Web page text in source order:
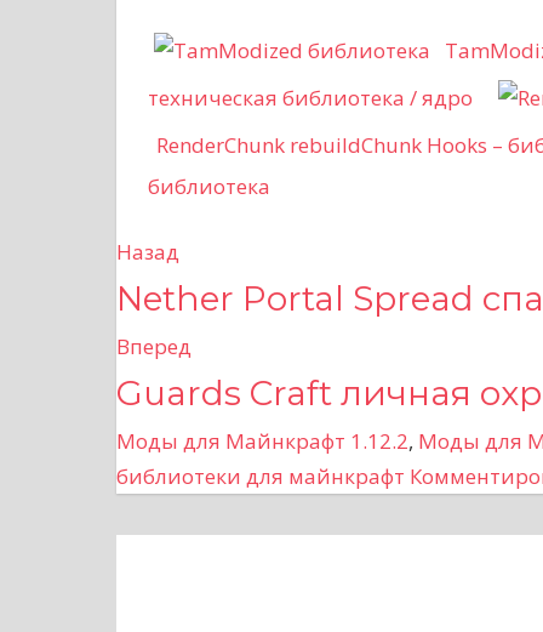
техническая библиотека / ядро
RenderChunk rebuildChunk Hooks –
библиотека
Н
а
в
г
а
Назад
Nether Portal Spread
Вперед
Guards Craft личная
Моды для Майнкрафт 1.12.2, Моды для
библиотеки для майнкрафт